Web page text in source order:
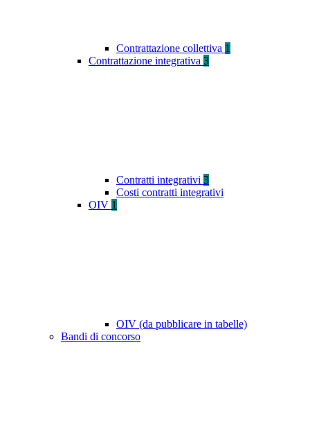
Contrattazione collettiva 1
Contrattazione integrativa 3
Contratti integrativi 3
Costi contratti integrativi
OIV 1
OIV (da pubblicare in tabelle)
Bandi di concorso